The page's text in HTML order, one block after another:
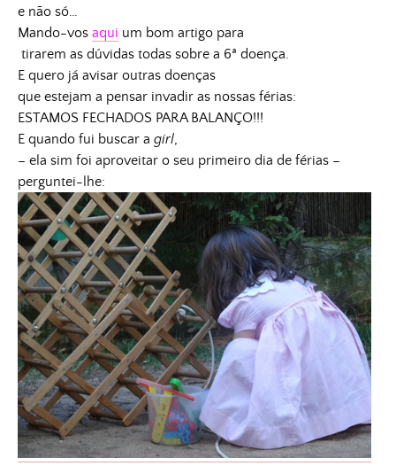
e não só…
Mando-vos aqui um bom artigo para
tirarem as dúvidas todas sobre a 6ª doença.
E quero já avisar outras doenças
que estejam a pensar invadir as nossas férias:
ESTAMOS FECHADOS PARA BALANÇO!!!
E quando fui buscar a girl,
– ela sim foi aproveitar o seu primeiro dia de férias –
perguntei-lhe: